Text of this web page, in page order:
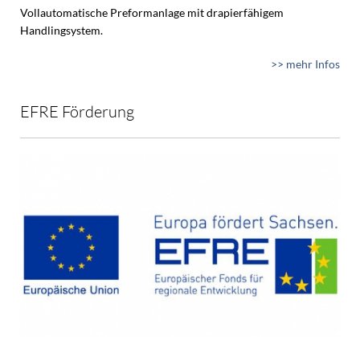
Vollautomatische Preformanlage mit drapierfähigem
Handlingsystem.
>> mehr Infos
EFRE Förderung